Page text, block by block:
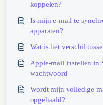
koppelen?
Is mijn e-mail te
apparaten?
Wat is het verschil
Apple-mail instellen in
wachtwoord
Wordt mijn volledige
opgehaald?